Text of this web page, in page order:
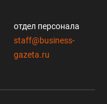
отдел персонала
staff@business-
gazeta.ru